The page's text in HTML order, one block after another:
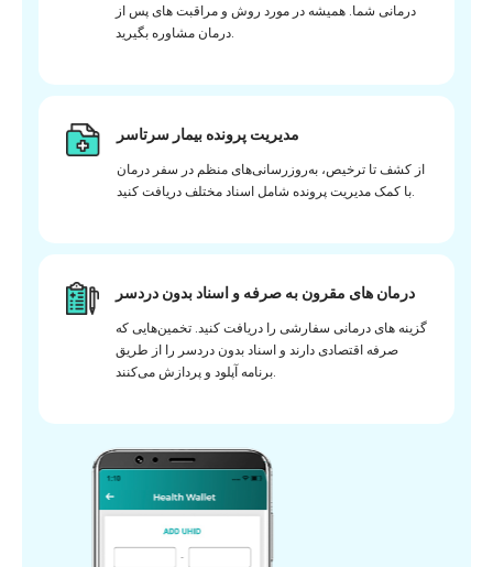
درمانی شما. همیشه در مورد روش و مراقبت های پس از
درمان مشاوره بگیرید.
مدیریت پرونده بیمار سرتاسر
از کشف تا ترخیص، به‌روزرسانی‌های منظم در سفر درمان
با کمک مدیریت پرونده شامل اسناد مختلف دریافت کنید.
درمان های مقرون به صرفه و اسناد بدون دردسر
گزینه های درمانی سفارشی را دریافت کنید. تخمین‌هایی که
صرفه اقتصادی دارند و اسناد بدون دردسر را از طریق
برنامه آپلود و پردازش می‌کنند.